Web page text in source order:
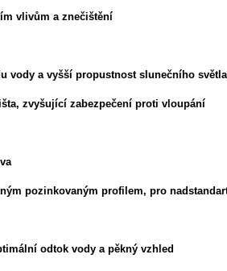
vlivům a znečištění
vody a vyšší propustnost slunečního světla
zvyšující zabezpečení proti vloupání
pozinkovaným profilem, pro
odtok vody a pěkný vzhled